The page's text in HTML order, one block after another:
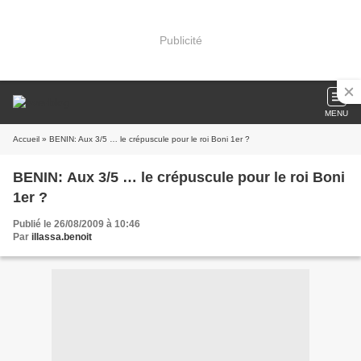
Publicité
MENU
Accueil » BENIN: Aux 3/5 … le crépuscule pour le roi Boni 1er ?
BENIN: Aux 3/5 … le crépuscule pour le roi Boni
1er ?
Publié le 26/08/2009 à 10:46
Par illassa.benoit